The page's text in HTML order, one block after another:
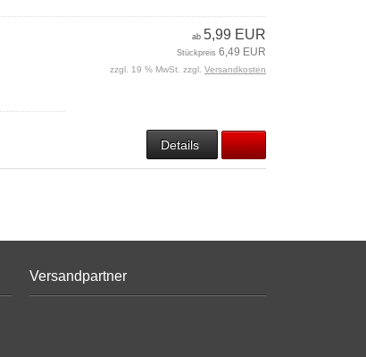
ab 5,99 EUR
Stückpreis 6,49 EUR
zzgl. 19 % MwSt. zzgl. Versandkosten
Details
Versandpartner